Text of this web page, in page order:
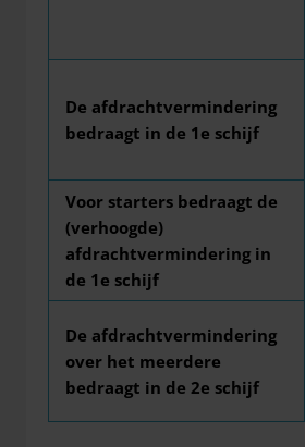
De afdrachtvermindering
bedraagt in de 1e schijf
Voor starters bedraagt de
(verhoogde)
afdrachtvermindering in
de 1e schijf
De afdrachtvermindering
over het meerdere
bedraagt in de 2e schijf